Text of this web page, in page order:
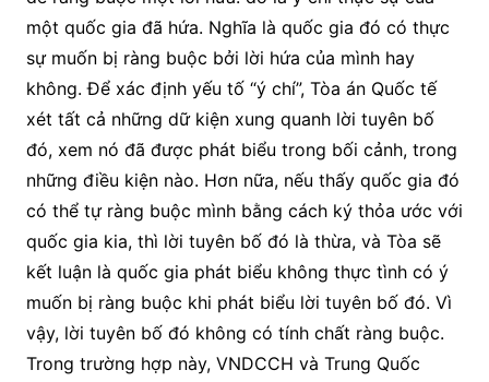
một quốc gia đã hứa. Nghĩa là quốc gia đó có thực
sự muốn bị ràng buộc bởi lời hứa của mình hay
không. Để xác định yếu tố “ý chí”, Tòa án Quốc tế
xét tất cả những dữ kiện xung quanh lời tuyên bố
đó, xem nó đã được phát biểu trong bối cảnh, trong
những điều kiện nào. Hơn nữa, nếu thấy quốc gia đó
có thể tự ràng buộc mình bằng cách ký thỏa ước với
quốc gia kia, thì lời tuyên bố đó là thừa, và Tòa sẽ
kết luận là quốc gia phát biểu không thực tình có ý
muốn bị ràng buộc khi phát biểu lời tuyên bố đó. Vì
vậy, lời tuyên bố đó không có tính chất ràng buộc.
Trong trường hợp này, VNDCCH và Trung Quốc